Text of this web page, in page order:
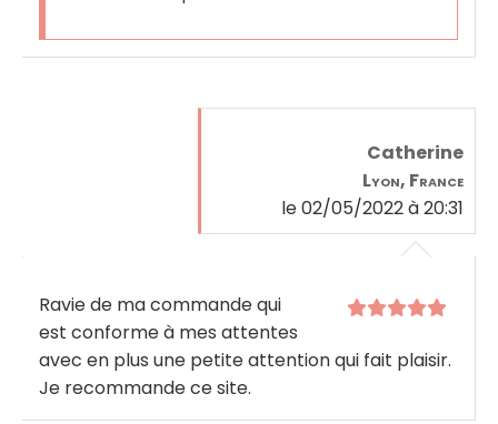
Catherine
Lyon, France
le 02/05/2022 à 20:31
Ravie de ma commande qui
est conforme à mes attentes
avec en plus une petite attention qui fait plaisir.
Je recommande ce site.